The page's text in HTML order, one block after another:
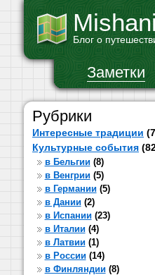
Блог о
Заметки
Рубрики
Интересные традиции
Культурные события
в Бельгии(8)
в Венгрии(5)
в Германии(5)
в Дании(2)
в Испании(23)
в Италии(4)
в Латвии(1)
в России(14)
в Финляндии(8)